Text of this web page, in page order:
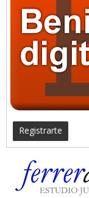
Registrarte